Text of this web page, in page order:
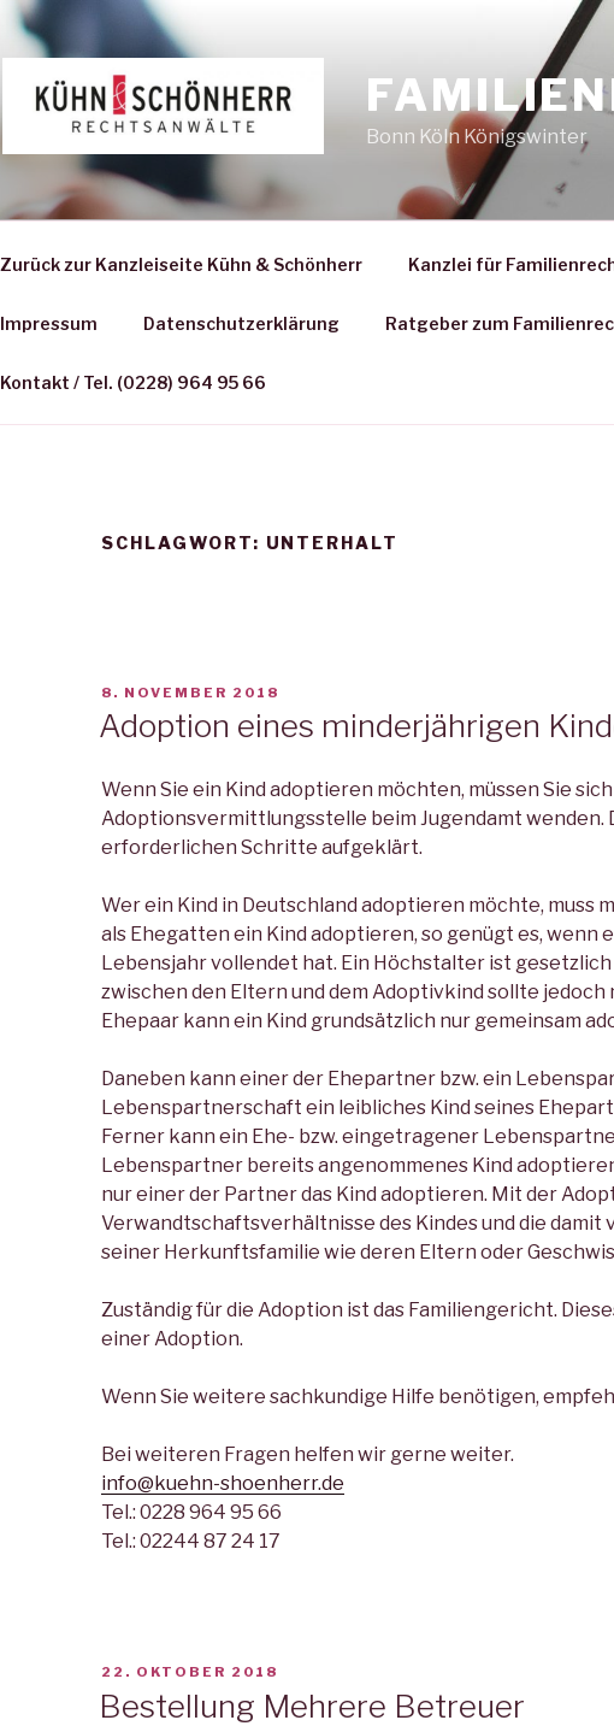
Bonn Köln Königswinter
Zurück zur Kanzleiseite Kühn & Schönherr Kanzlei für
Impressum Datenschutzerklärung Ratgeber zum
Kontakt / Tel. (0228) 964 95 66
SCHLAGWORT: UNTERHALT
VERÖFFENTLICHT
AM
8. NOVEMBER 2018
Adoption eines minderjährigen
Wenn Sie ein Kind adoptieren möchten, müssen Sie
Adoptionsvermittlungsstelle beim Jugendamt wenden.
erforderlichen Schritte aufgeklärt.
Wer ein Kind in Deutschland adoptieren möchte, muss
als Ehegatten ein Kind adoptieren, so genügt es, wenn
Lebensjahr vollendet hat. Ein Höchstalter ist
zwischen den Eltern und dem Adoptivkind sollte
Ehepaar kann ein Kind grundsätzlich nur gemeinsam
Daneben kann einer der Ehepartner bzw. ein
Lebenspartnerschaft ein leibliches Kind seines
Ferner kann ein Ehe- bzw. eingetragener
Lebenspartner bereits angenommenes Kind
nur einer der Partner das Kind adoptieren. Mit der
Verwandtschaftsverhältnisse des Kindes und die damit
seiner Herkunftsfamilie wie deren Eltern oder
Zuständig für die Adoption ist das Familiengericht.
einer Adoption.
Wenn Sie weitere sachkundige Hilfe benötigen,
Bei weiteren Fragen helfen wir gerne weiter.
info@kuehn-shoenherr.de
Tel.: 0228 964 95 66
Tel.: 02244 87 24 17
VERÖFFENTLICHT
22. OKTOBER 2018
Bestellung Mehrere Betreuer